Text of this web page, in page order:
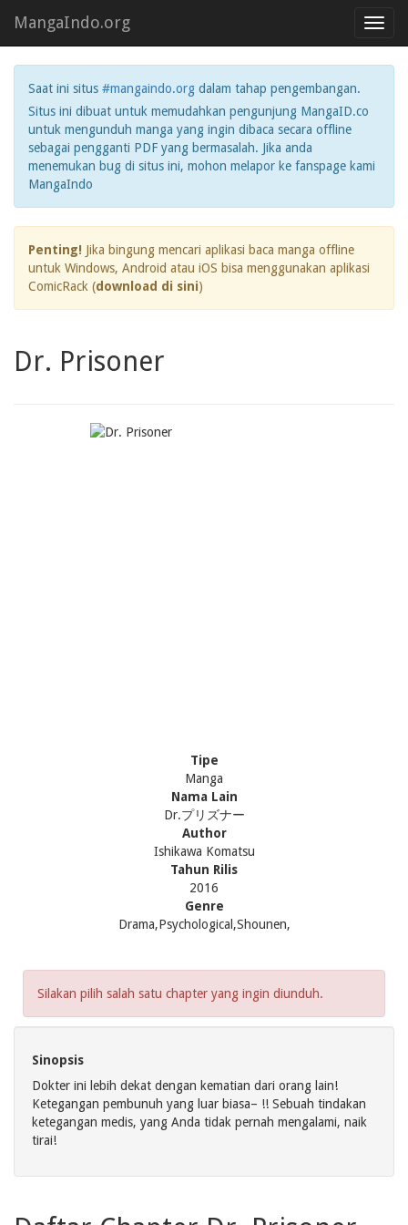
MangaIndo.org
Saat ini situs #mangaindo.org dalam tahap pengembangan.
Situs ini dibuat untuk memudahkan pengunjung MangaID.co
untuk mengunduh manga yang ingin dibaca secara offline
sebagai pengganti PDF yang bermasalah. Jika anda
menemukan bug di situs ini, mohon melapor ke fanspage kami
MangaIndo
Penting! Jika bingung mencari aplikasi baca manga offline
untuk Windows, Android atau iOS bisa menggunakan aplikasi
ComicRack (download di sini)
Dr. Prisoner
Tipe
Manga
Nama Lain
Dr.プリズナー
Author
Ishikawa Komatsu
Tahun Rilis
2016
Genre
Drama,Psychological,Shounen,
Silakan pilih salah satu chapter yang ingin diunduh.
Sinopsis
Dokter ini lebih dekat dengan kematian dari orang lain!
Ketegangan pembunuh yang luar biasa– !! Sebuah tindakan
ketegangan medis, yang Anda tidak pernah mengalami, naik
tirai!